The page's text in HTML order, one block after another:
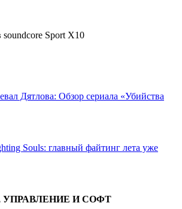
Дятлова: Обзор сериала «Убийства
Souls: главный файтинг лета уже
И СОФТ